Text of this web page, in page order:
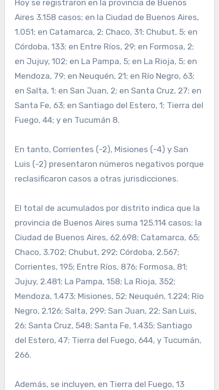
Hoy se registraron en la provincia de Buenos
Aires 3.158 casos; en la Ciudad de Buenos Aires,
1.051; en Catamarca, 2; Chaco, 31; Chubut, 5; en
Córdoba, 133; en Entre Ríos, 29; en Formosa, 2;
en Jujuy, 102; en La Pampa, 5; en La Rioja, 5; en
Mendoza, 79; en Neuquén, 21; en Río Negro, 63;
en Salta, 1; en San Juan, 2; en Santa Cruz, 27; en
Santa Fe, 63; en Santiago del Estero, 1; Tierra del
Fuego, 44; y en Tucumán 8.
En tanto, Corrientes (-2), Misiones (-4) y San
Luis (-2) presentaron números negativos porque
reclasificaron casos a otras jurisdicciones.
El total de acumulados por distrito indica que la
provincia de Buenos Aires suma 125.114 casos; la
Ciudad de Buenos Aires, 62.698; Catamarca, 65;
Chaco, 3.702; Chubut, 292; Córdoba, 2.567;
Corrientes, 195; Entre Ríos, 876; Formosa, 81;
Jujuy, 2.481; La Pampa, 158; La Rioja, 352;
Mendoza, 1.473; Misiones, 52; Neuquén, 1.224; Río
Negro, 2.126; Salta, 299; San Juan, 22; San Luis,
26; Santa Cruz, 548; Santa Fe, 1.435; Santiago
del Estero, 47; Tierra del Fuego, 644, y Tucumán,
266.
Además, se incluyen, en Tierra del Fuego, 13